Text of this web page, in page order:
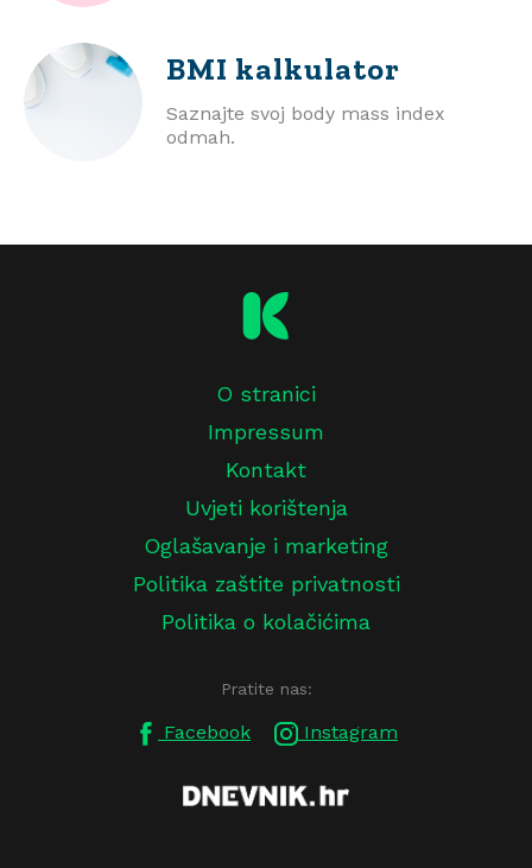
BMI kalkulator
Saznajte svoj body mass index
odmah.
O stranici
Impressum
Kontakt
Uvjeti korištenja
Oglašavanje i marketing
Politika zaštite privatnosti
Politika o kolačićima
Pratite nas:
Facebook Instagram